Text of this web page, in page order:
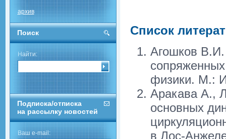
архив
Поиск
Найти:
Подписка/отписка
на рассылку новостей
Ваш e-mail:
Список
Агошков В.И.
физики. М.:
Аракава А.,
основных
в Лос-